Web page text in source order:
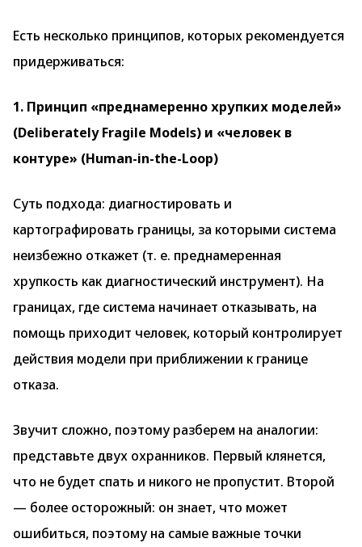
Есть несколько принципов, которых рекомендуется
придерживаться:
1. Принцип «преднамеренно хрупких моделей»
(Deliberately Fragile Models) и «человек в
контуре» (Human-in-the-Loop)
Суть подхода: диагностировать и
картографировать границы, за которыми система
неизбежно откажет (т. е. преднамеренная
хрупкость как диагностический инструмент). На
границах, где система начинает отказывать, на
помощь приходит человек, который контролирует
действия модели при приближении к границе
отказа.
Звучит сложно, поэтому разберем на аналогии:
представьте двух охранников. Первый клянется,
что не будет спать и никого не пропустит. Второй
— более осторожный: он знает, что может
ошибиться, поэтому на самые важные точки